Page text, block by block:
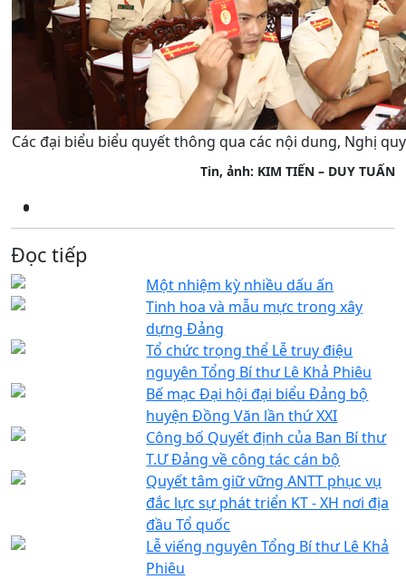
Các đại biểu biểu quyết thông qua các nội dung, Nghị
Tin, ảnh: KIM TIẾN – DUY TUẤN
Đọc tiếp
Một nhiệm kỳ nhiều dấu ấn
Tinh hoa và mẫu mực trong xây
dựng Đảng
Tổ chức trọng thể Lễ truy điệu
nguyên Tổng Bí thư Lê Khả Phiêu
Bế mạc Đại hội đại biểu Đảng bộ
huyện Đồng Văn lần thứ XXI
Công bố Quyết định của Ban Bí thư
T.Ư Đảng về công tác cán bộ
Quyết tâm giữ vững ANTT phục vụ
đắc lực sự phát triển KT - XH nơi địa
đầu Tổ quốc
Lễ viếng nguyên Tổng Bí thư Lê Khả
Phiêu